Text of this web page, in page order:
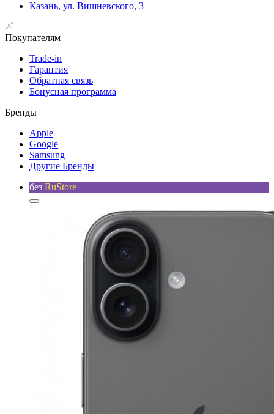
Казань, ул. Вишневского, 3
Покупателям
Trade-in
Гарантия
Обратная связь
Бонусная программа
Бренды
Apple
Google
Samsung
Другие Бренды
без RuStore